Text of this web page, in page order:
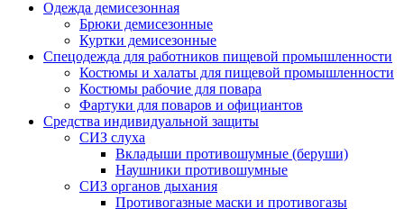
Одежда демисезонная
Брюки демисезонные
Куртки демисезонные
Спецодежда для работников пищевой промышленности
Костюмы и халаты для пищевой промышленности
Костюмы рабочие для повара
Фартуки для поваров и официантов
Средства индивидуальной защиты
СИЗ слуха
Вкладыши противошумные (беруши)
Наушники противошумные
СИЗ органов дыхания
Противогазные маски и противогазы